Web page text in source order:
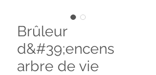
Brûleur
d&#39;encens
arbre de vie